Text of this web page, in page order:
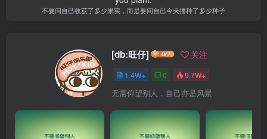
不要问自己收获了多少果实，而是要问自己今天播种了多少种子
[db:旺仔] 关注
1.4W+ 0 9.7W+
无需仰望别人，自己亦是风景